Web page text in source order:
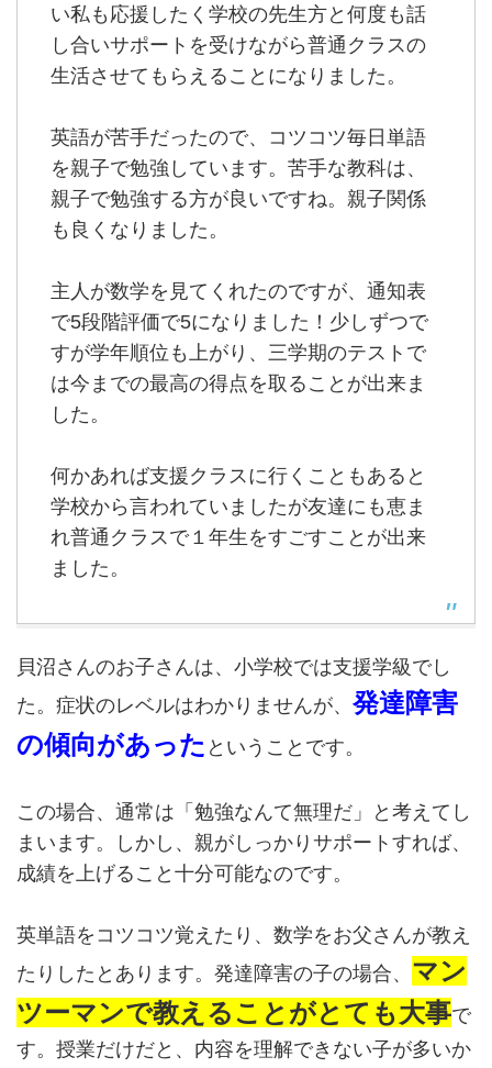
い私も応援したく学校の先生方と何度も話
し合いサポートを受けながら普通クラスの
生活させてもらえることになりました。
英語が苦手だったので、コツコツ毎日単語
を親子で勉強しています。苦手な教科は、
親子で勉強する方が良いですね。親子関係
も良くなりました。
主人が数学を見てくれたのですが、通知表
で5段階評価で5になりました！少しずつで
すが学年順位も上がり、三学期のテストで
は今までの最高の得点を取ることが出来ま
した。
何かあれば支援クラスに行くこともあると
学校から言われていましたが友達にも恵ま
れ普通クラスで１年生をすごすことが出来
ました。
貝沼さんのお子さんは、小学校では支援学級でし
た。症状のレベルはわかりませんが、 発達障害
の傾向があった ということです。
この場合、通常は「勉強なんて無理だ」と考えてし
まいます。しかし、親がしっかりサポートすれば、
成績を上げること十分可能なのです。
英単語をコツコツ覚えたり、数学をお父さんが教え
たりしたとあります。発達障害の子の場合、 マン
ツーマンで教えることがとても大事で
す。授業だけだと、内容を理解できない子が多いか